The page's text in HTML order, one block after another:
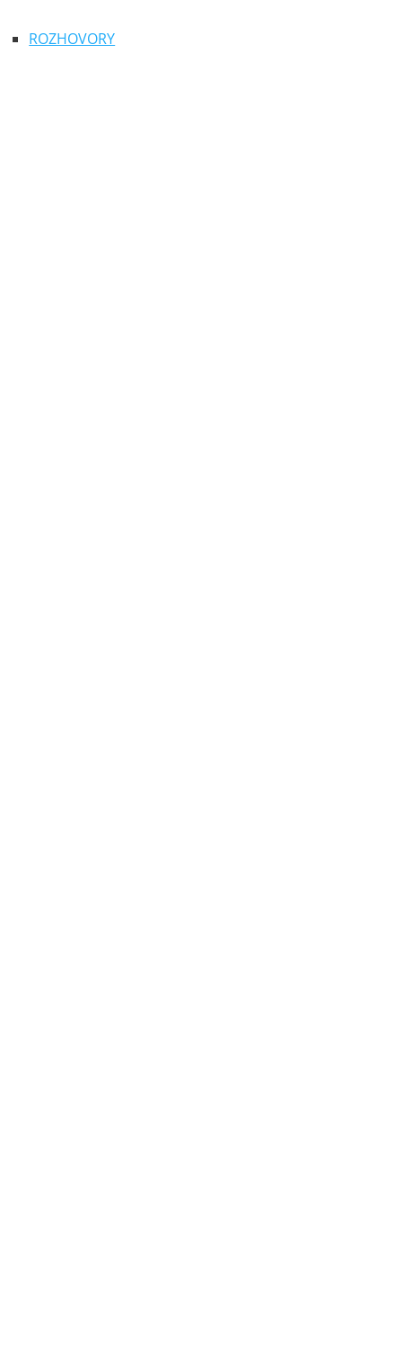
ROZHOVORY